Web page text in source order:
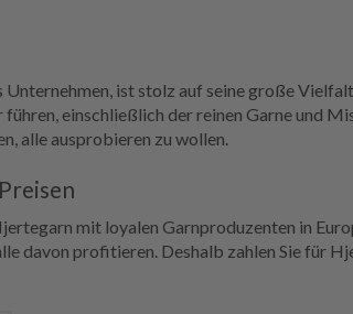
ist stolz auf seine große
einschließlich der reinen Garne und
alle ausprobieren zu wollen.
mit loyalen Garnproduzenten in
davon profitieren. Deshalb zahlen Sie für